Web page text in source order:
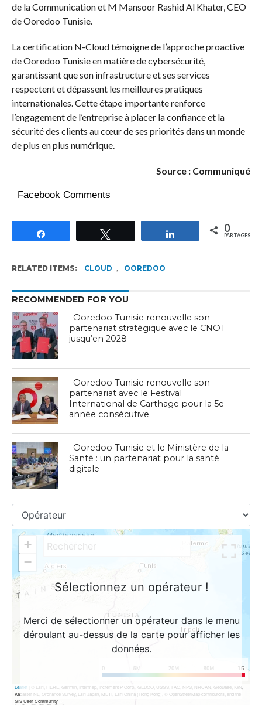
de la Communication et M Mansoor Rashid Al Khater, CEO
de Ooredoo Tunisie.
La certification N-Cloud témoigne de l’approche proactive
de Ooredoo Tunisie en matière de cybersécurité,
garantissant que son infrastructure et ses services
respectent et dépassent les meilleures pratiques
internationales. Cette étape importante renforce
l’engagement de l’entreprise à placer la confiance et la
sécurité des clients au cœur de ses priorités dans un monde
de plus en plus numérique.
Source : Communiqué
Facebook Comments
Partagez 0
PARTAGES
RELATED ITEMS: CLOUD OOREDOO
RECOMMENDED FOR YOU
Ooredoo Tunisie renouvelle son
partenariat stratégique avec le CNOT
jusqu’en 2028
Ooredoo Tunisie renouvelle son
partenariat avec le Festival
International de Carthage pour la 5e
année consécutive
Ooredoo Tunisie et le Ministère de la
Santé : un partenariat pour la santé
digitale